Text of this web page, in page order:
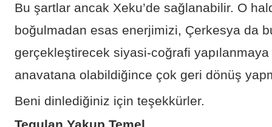
Bu şartlar ancak Xeku’de sağlanabilir. O
boğulmadan esas enerjimizi, Çerkesya da
gerçekleştirecek siyasi-coğrafi
anavatana olabildiğince çok geri dönüş
Beni dinlediğiniz için teşekkürler.